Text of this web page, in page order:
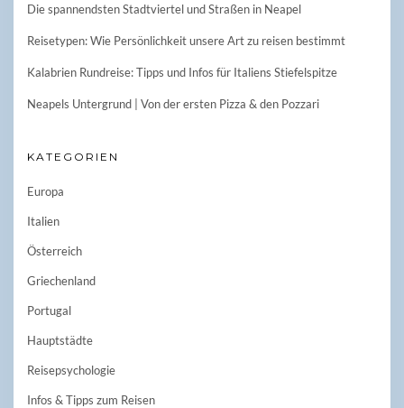
Die spannendsten Stadtviertel und Straßen in Neapel
Reisetypen: Wie Persönlichkeit unsere Art zu reisen bestimmt
Kalabrien Rundreise: Tipps und Infos für Italiens Stiefelspitze
Neapels Untergrund | Von der ersten Pizza & den Pozzari
KATEGORIEN
Europa
Italien
Österreich
Griechenland
Portugal
Hauptstädte
Reisepsychologie
Infos & Tipps zum Reisen